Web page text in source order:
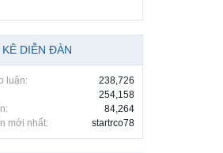
DIỄN ĐÀN
luận:
238,726
254,158
84,264
mới nhất:
startrco78